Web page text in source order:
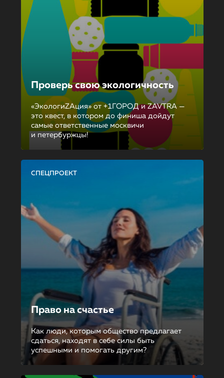
Проверь свою экологичность
«ЭкологиZAция» от +1ГОРОД и ZAVTRA —
это квест, в котором до финиша дойдут
самые ответственные москвичи
и петербуржцы!
СПЕЦПРОЕКТ
Право на счастье
Как люди, которым общество предлагает
сдаться, находят в себе силы быть
успешными и помогать другим?